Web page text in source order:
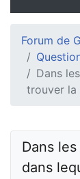
Forum de
Dans
trouver la
Dans
dans